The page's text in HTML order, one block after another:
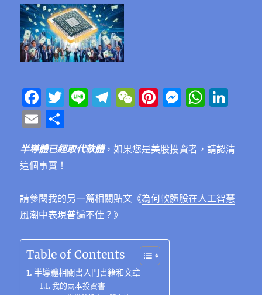
F
a
c
e
b
o
o
k
T
te
Li T
g
a
m
W
h
Pi
re
M
e
g
er
W
s
p
p
e
I
n
E
m
ai
l
享
半導體已經取代軟體，如果您是美股投資者，請認清
這個事實！
請參閱我的另一篇相關貼文《為何軟體股在人工智慧
風潮中表現普遍不佳？》
Table of Contents
半導體相關書入門書籍和文章
我的兩本投資書